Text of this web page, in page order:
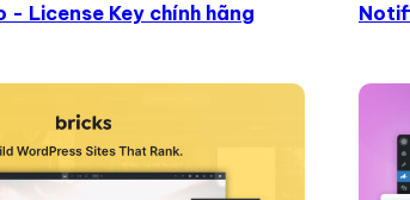
- License Key chính hãng